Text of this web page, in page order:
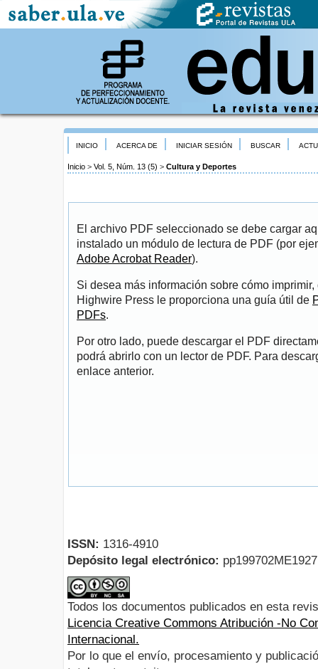
INICIO ACERCA DE INICIAR SESIÓN BUSCAR
Inicio > Vol. 5, Núm. 13 (5) > Cultura y Deportes
El archivo PDF seleccionado se debe cargar
instalado un módulo de lectura de PDF (por
Adobe Acrobat Reader).
Si desea más información sobre cómo
Highwire Press le proporciona una guía útil de
PDFs.
Por otro lado, puede descargar el PDF
podrá abrirlo con un lector de PDF. Para
enlace anterior.
ISSN: 1316-4910
Depósito legal electrónico:
Todos los documentos publicados en esta
Licencia Creative Commons Atribución -No
Internacional.
Por lo que el envío, procesamiento y